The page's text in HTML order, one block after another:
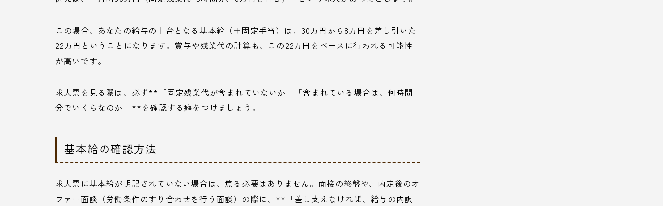
この場合、あなたの給与の土台となる基本給（＋固定手当）は、30万円から8万円を差し引いた
22万円ということになります。賞与や残業代の計算も、この22万円をベースに行われる可能性
が高いです。
求人票を見る際は、必ず**「固定残業代が含まれていないか」「含まれている場合は、何時間
分でいくらなのか」**を確認する癖をつけましょう。
基本給の確認方法
求人票に基本給が明記されていない場合は、焦る必要はありません。面接の終盤や、内定後のオ
ファー面談（労働条件のすり合わせを行う面談）の際に、**「差し支えなければ、給与の内訳